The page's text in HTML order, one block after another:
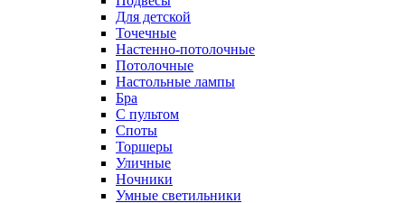
Для детской
Точечные
Настенно-потолочные
Потолочные
Настольные лампы
Бра
С пультом
Споты
Торшеры
Уличные
Ночники
Умные светильники